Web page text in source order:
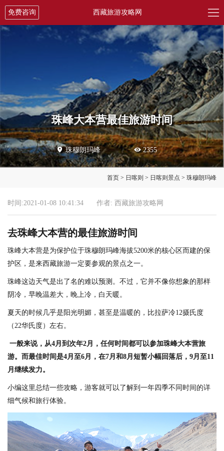

免费咨询 西藏旅游攻略网
珠峰大本营最佳旅游时间
 珠穆朗玛峰  2355
首页 > 日喀则 > 日喀则景点 > 珠穆朗玛峰
时间:2021-01-08 10:41:34 作者: 西藏旅游攻略网
去珠峰大本营的最佳旅游时间
珠峰大本营是为保护位于珠穆朗玛峰海拔5200米的核心区而建的保
护区，是来西藏旅游一定要参观的景点之一。
珠峰这边天气是出了名的难以预测。不过，它并不像你想象的那样
阴冷，早晚温差大，晚上冷，白天暖。
夏天的时候几乎是阳光明媚，甚至是温暖的，比拉萨冷12摄氏度
（22华氏度）左右。
一般来说，从4月到次年2月，任何时间都可以参加珠峰大本营旅
游。而最佳时间是4月至6月，在7月和8月短暂小幅回落后，9月至11
月继续发力。
小编这里总结一些攻略，游客就可以了解到一年四季不同时间的详
细气候和旅行体验。